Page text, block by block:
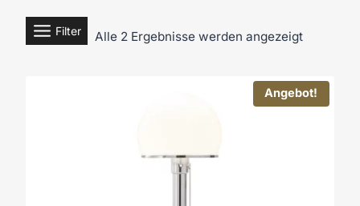
Filter Alle 2 Ergebnisse werden angezeigt
Angebot!